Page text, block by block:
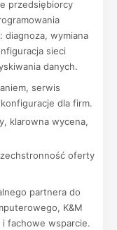
przedsiębiorcy
diagnoza, wymiana
sieci
danych.
serwis
dla firm.
klarowna wycena,
oferty
partnera do
K&M
fachowe wsparcie.